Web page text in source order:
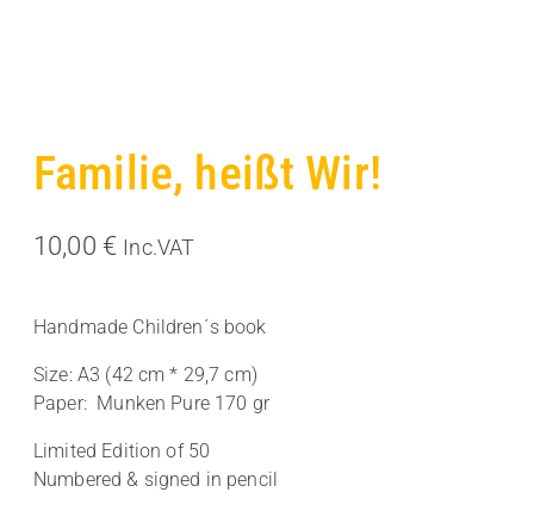
Familie, heißt Wir!
10,00 € Inc.VAT
Handmade Children´s book
Size: A3 (42 cm * 29,7 cm)
Paper: Munken Pure 170 gr
Limited Edition of 50
Numbered & signed in pencil